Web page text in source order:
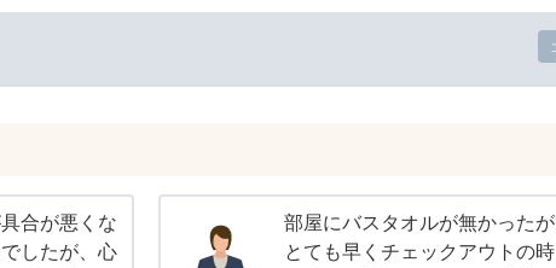
合が悪くな
したが、心
部屋にバスタオルが無かった
とても早くチェックアウトの